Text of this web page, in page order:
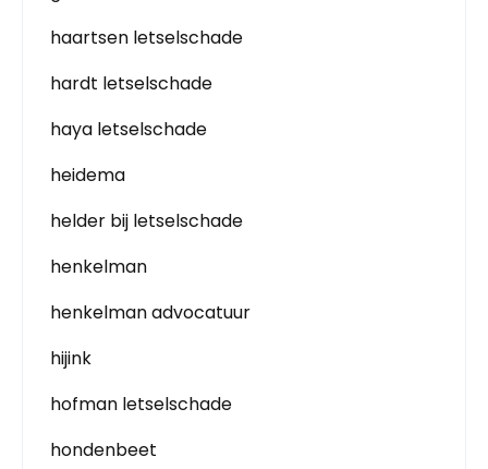
haartsen letselschade
hardt letselschade
haya letselschade
heidema
helder bij letselschade
henkelman
henkelman advocatuur
hijink
hofman letselschade
hondenbeet